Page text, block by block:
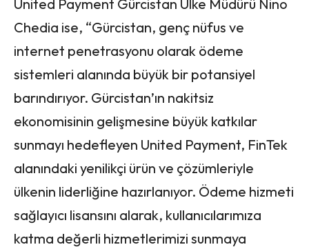
United Payment Gürcistan Ülke Müdürü Nino
Chedia ise, “Gürcistan, genç nüfus ve
internet penetrasyonu olarak ödeme
sistemleri alanında büyük bir potansiyel
barındırıyor. Gürcistan’ın nakitsiz
ekonomisinin gelişmesine büyük katkılar
sunmayı hedefleyen United Payment, FinTek
alanındaki yenilikçi ürün ve çözümleriyle
ülkenin liderliğine hazırlanıyor. Ödeme hizmeti
sağlayıcı lisansını alarak, kullanıcılarımıza
katma değerli hizmetlerimizi sunmaya